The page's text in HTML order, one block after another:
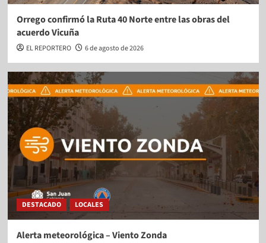
Orrego confirmó la Ruta 40 Norte entre las obras del
acuerdo Vicuña
EL REPORTERO 6 de agosto de 2026
DESTACADO LOCALES
Alerta meteorológica – Viento Zonda